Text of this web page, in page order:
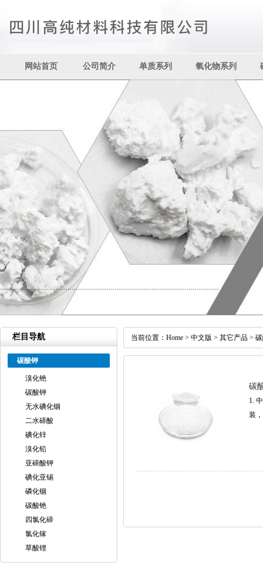
网站首页 公司简介 单质系列 氧化物系列
其它
栏目导航
碳酸钾
溴化铯
碳酸钾
无水碘化铟
二水碲酸
碘化锌
溴化铅
亚碲酸钾
碘化亚锡
磷化铟
碳酸铯
四氯化碲
氯化镓
草酸锂
当前位置： Home > 中文版 > 其它产品 >
碳
1.
装